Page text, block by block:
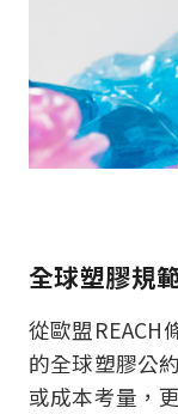
全球塑膠規
從歐盟REACH
的全球塑膠公
或成本考量，